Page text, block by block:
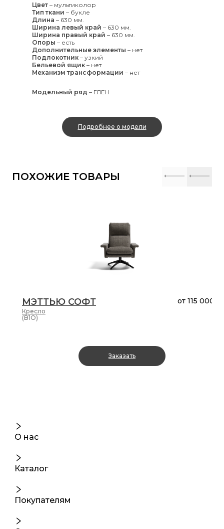
Цвет – мультиколор
Тип ткани – букле
Длина – 630 мм.
Ширина левый край – 630 мм.
Ширина правый край – 630 мм.
Опоры – есть
Дополнительные элементы – нет
Подлокотник – узкий
Бельевой ящик – нет
Механизм трансформации – нет
Модельный ряд – ГЛЕН
Подробнее о модели
ПОХОЖИЕ ТОВАРЫ
МЭТТЬЮ СОФТ
Кресло
от 115 000 ₽
(B1O)
Заказать
О нас
Каталог
Покупателям